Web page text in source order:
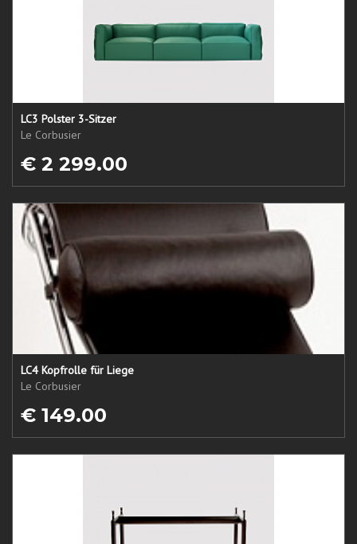
LC3 Polster 3-Sitzer
Le Corbusier
€ 2 299.00
LC4 Kopfrolle für Liege
Le Corbusier
€ 149.00